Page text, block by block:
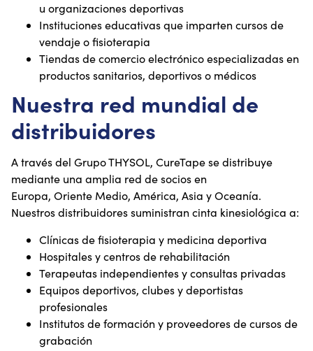
u organizaciones deportivas
Instituciones educativas que imparten cursos de
vendaje o fisioterapia
Tiendas de comercio electrónico especializadas en
productos sanitarios, deportivos o médicos
Nuestra red mundial de
distribuidores
A través del Grupo THYSOL, CureTape se distribuye
mediante una amplia red de socios en
Europa, Oriente Medio, América, Asia y Oceanía.
Nuestros distribuidores suministran cinta kinesiológica a:
Clínicas de fisioterapia y medicina deportiva
Hospitales y centros de rehabilitación
Terapeutas independientes y consultas privadas
Equipos deportivos, clubes y deportistas
profesionales
Institutos de formación y proveedores de cursos de
grabación